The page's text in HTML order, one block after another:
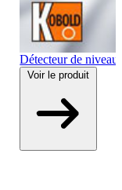
Détecteur de
Voir le produit